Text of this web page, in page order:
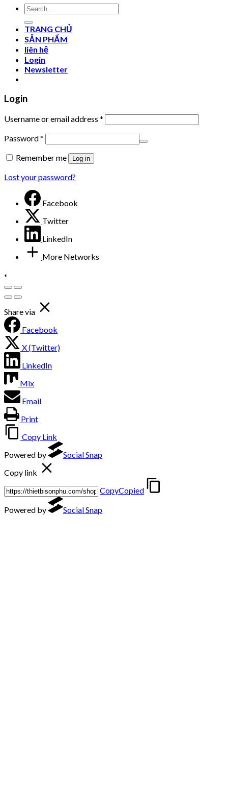
Search
for:
TRANG CHỦ
SẢN PHẨM
liên hệ
Login
Newsletter
Login
Username or email address *
Password*
Remember me
Log in
Lost your password?
Facebook
Twitter
LinkedIn
More Networks
Share via
Facebook
X (Twitter)
LinkedIn
Mix
Email
Print
Copy Link
Powered by
Social Snap
Copy link
CopyCopied
Powered by
Social Snap